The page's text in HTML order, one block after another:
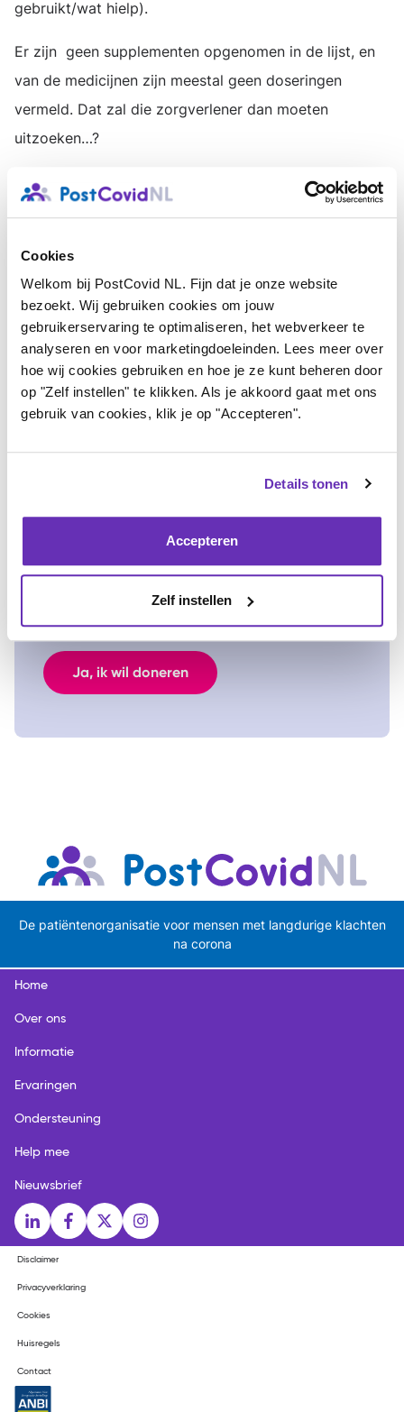
Cookies
Welkom bij PostCovid NL. Fijn dat je onze website
bezoekt. Wij gebruiken cookies om jouw
gebruikerservaring te optimaliseren, het webverkeer te
analyseren en voor marketingdoeleinden. Lees meer over
hoe wij cookies gebruiken en hoe je ze kunt beheren door
op "Zelf instellen" te klikken. Als je akkoord gaat met ons
gebruik van cookies, klik je op "Accepteren".
Details tonen
Accepteren
Zelf instellen
gebruikt/wat hielp).
Er zijn geen supplementen opgenomen in de lijst, en
van de medicijnen zijn meestal geen doseringen
vermeld. Dat zal die zorgverlener dan moeten
uitzoeken…?
https://www.rthm.com/pdfs/long-covid-treatment-
Je bent nog niet ingelogd. Log in
reageren.
Er moet meer perspectief komen voor
mensen met post-covid. Jouw steun is hard
nodig! Steun ons belangrijke werk en help ons
helpen!
Ja, ik wil doneren
De patiëntenorganisatie voor mensen met langdurige klachten
na corona
Home
Over ons
Informatie
Ervaringen
Ondersteuning
Help mee
Nieuwsbrief
Social media links
LinkedInFacebook
X Instagram
Disclaimer
Privacyverklaring
Cookies
Huisregels
Contact